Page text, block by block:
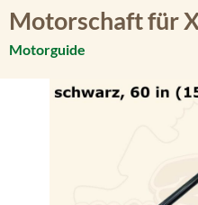
Motorschaft für
Motorguide
Bildergalerie überspringen